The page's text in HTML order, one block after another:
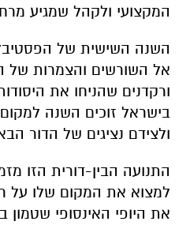
המקצועי ולקהל שמגיע
השנה השישית של
אל השורשים והצמרות של
ורקדנים שהניחו את
בישראל זוכים השנה
ולצידם נציגים של הדור
התנועה הבין-דורית הזו
למצוא את המקום שלו על
את היופי האינסופי שטמון